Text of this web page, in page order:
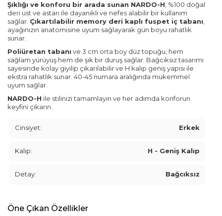
Şıklığı ve konforu bir arada sunan NARDO-H, %100 doğal
deri üst ve astarı ile dayanıklı ve nefes alabilir bir kullanım
sağlar. Çıkartılabilir memory deri kaplı fuspet iç tabanı,
ayağınızın anatomisine uyum sağlayarak gün boyu rahatlık
sunar.
Poliüretan tabanı ve 3 cm orta boy düz topuğu, hem
sağlam yürüyüş hem de şık bir duruş sağlar. Bağcıksız tasarımı
sayesinde kolay giyilip çıkarılabilir ve H kalıp geniş yapısı ile
ekstra rahatlık sunar. 40-45 numara aralığında mükemmel
uyum sağlar.
NARDO-H ile stilinizi tamamlayın ve her adımda konforun
keyfini çıkarın.
Cinsiyet: Erkek
Kalıp: H - Geniş Kalıp
Detay: Bağcıksız
Öne Çıkan Özellikler